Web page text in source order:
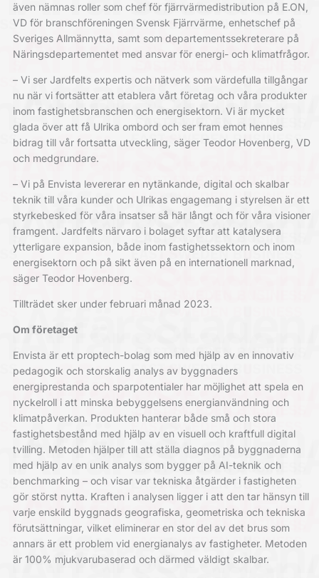
även nämnas roller som chef för fjärrvärmedistribution på E.ON,
VD för branschföreningen Svensk Fjärrvärme, enhetschef på
Sveriges Allmännytta, samt som departementssekreterare på
Näringsdepartementet med ansvar för energi- och klimatfrågor.
– Vi ser Jardfelts expertis och nätverk som värdefulla tillgångar
nu när vi fortsätter att etablera vårt företag och våra produkter
inom fastighetsbranschen och energisektorn. Vi är mycket
glada över att få Ulrika ombord och ser fram emot hennes
bidrag till vår fortsatta utveckling, säger Teodor Hovenberg, VD
och medgrundare.
– Vi på Envista levererar en nytänkande, digital och skalbar
teknik till våra kunder och Ulrikas engagemang i styrelsen är ett
styrkebesked för våra insatser så här långt och för våra visioner
framgent. Jardfelts närvaro i bolaget syftar att katalysera
ytterligare expansion, både inom fastighetssektorn och inom
energisektorn och på sikt även på en internationell marknad,
säger Teodor Hovenberg.
Tillträdet sker under februari månad 2023.
Om företaget
Envista är ett proptech-bolag som med hjälp av en innovativ
pedagogik och storskalig analys av byggnaders
energiprestanda och sparpotentialer har möjlighet att spela en
nyckelroll i att minska bebyggelsens energianvändning och
klimatpåverkan. Produkten hanterar både små och stora
fastighetsbestånd med hjälp av en visuell och kraftfull digital
tvilling. Metoden hjälper till att ställa diagnos på byggnaderna
med hjälp av en unik analys som bygger på AI-teknik och
benchmarking – och visar var tekniska åtgärder i fastigheten
gör störst nytta. Kraften i analysen ligger i att den tar hänsyn till
varje enskild byggnads geografiska, geometriska och tekniska
förutsättningar, vilket eliminerar en stor del av det brus som
annars är ett problem vid energianalys av fastigheter. Metoden
är 100% mjukvarubaserad och därmed väldigt skalbar.